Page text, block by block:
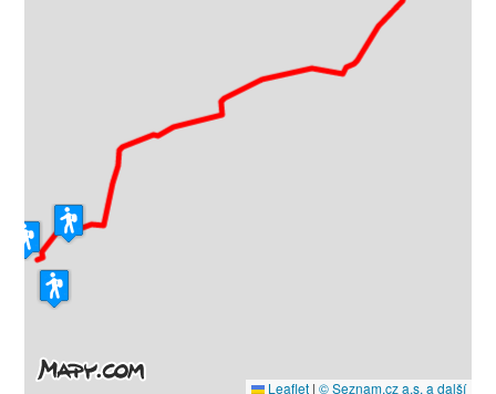
Leaflet | © Seznam.cz a.s. a další